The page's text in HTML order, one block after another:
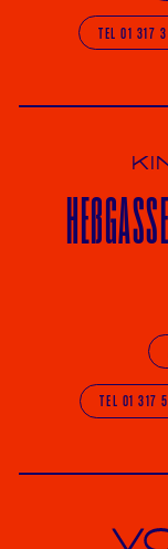
TEL 01 317
HEß
TEL 01 317
Votiv